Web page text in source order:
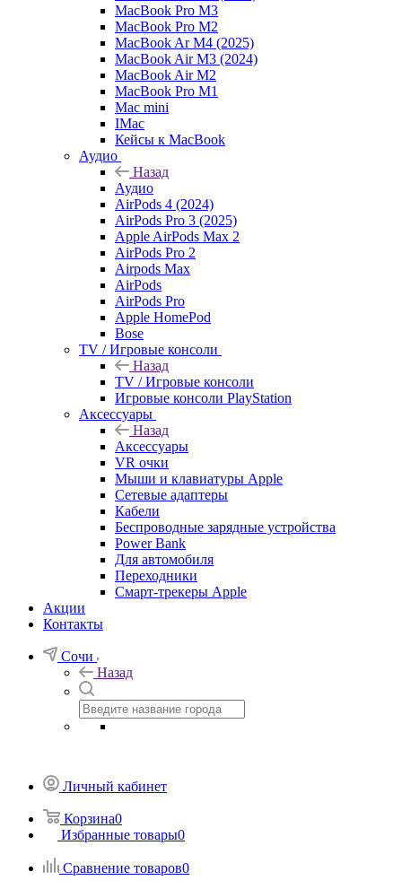
MacBook Pro M3
MacBook Pro M2
MacBook Ar M4 (2025)
MacBook Air M3 (2024)
MacBook Air M2
MacBook Pro M1
Mac mini
IMac
Кейсы к MacBook
Аудио
Назад
Аудио
AirPods 4 (2024)
AirPods Pro 3 (2025)
Apple AirPods Max 2
AirPods Pro 2
Airpods Max
AirPods
AirPods Pro
Apple HomePod
Bose
TV / Игровые консоли
Назад
TV / Игровые консоли
Игровые консоли PlayStation
Аксессуары
Назад
Аксессуары
VR очки
Мыши и клавиатуры Apple
Сетевые адаптеры
Кабели
Беспроводные зарядные устройства
Power Bank
Для автомобиля
Переходники
Смарт-трекеры Apple
Акции
Контакты
Сочи
Назад
Личный кабинет
Корзина0
Избранные товары0
Сравнение товаров0